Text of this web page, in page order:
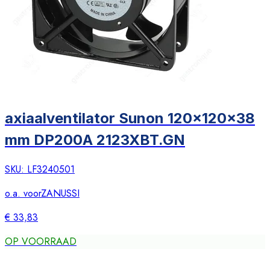
axiaalventilator Sunon 120x120x38
mm DP200A 2123XBT.GN
SKU: LF3240501
o.a. voorZANUSSI
€ 33,83
OP VOORRAAD